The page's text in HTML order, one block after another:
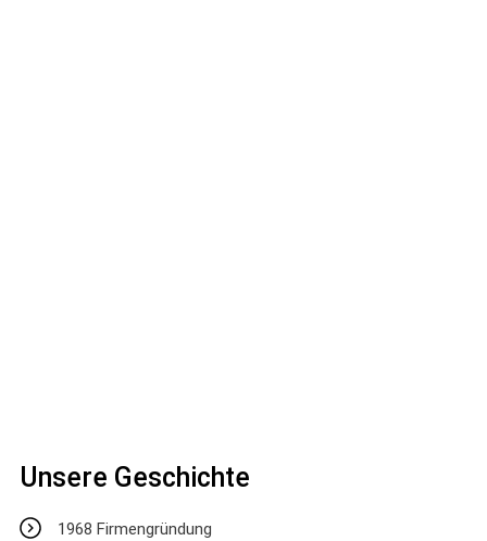
Unsere Geschichte
1968 Firmengründung